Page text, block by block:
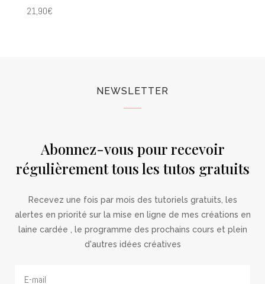
21,90€
NEWSLETTER
Abonnez-vous pour recevoir
régulièrement tous les tutos gratuits
Recevez une fois par mois des tutoriels gratuits, les
alertes en priorité sur la mise en ligne de mes créations en
laine cardée , le programme des prochains cours et plein
d'autres idées créatives